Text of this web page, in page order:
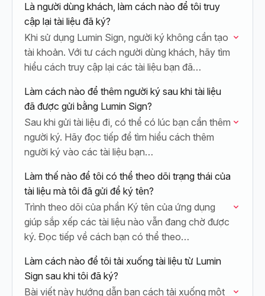
Là người dùng khách, làm cách nào để tôi truy
cập lại tài liệu đã ký?
Khi sử dụng Lumin Sign, người ký không cần tạo
tài khoản. Với tư cách người dùng khách, hãy tìm
hiểu cách truy cập lại các tài liệu bạn đã…
Làm cách nào để thêm người ký sau khi tài liệu
đã được gửi bằng Lumin Sign?
Sau khi gửi tài liệu đi, có thể có lúc bạn cần thêm
người ký. Hãy đọc tiếp để tìm hiểu cách thêm
người ký vào các tài liệu bạn…
Làm thế nào để tôi có thể theo dõi trạng thái của
tài liệu mà tôi đã gửi để ký tên?
Trình theo dõi của phần Ký tên của ứng dụng
giúp sắp xếp các tài liệu nào vẫn đang chờ được
ký. Đọc tiếp về cách bạn có thể theo…
Làm cách nào để tôi tải xuống tài liệu từ Lumin
Sign sau khi tôi đã ký?
Bài viết này hướng dẫn bạn cách tải xuống một